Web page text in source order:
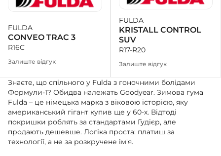
FULDA
CONVEO TRAC 3
R16C
Залиште відгук
FULDA
KRISTALL CONTROL
SUV
R17-R20
Залиште відгук
Знаєте, що спільного у Fulda з гоночними болідами
Формули-1? Обидва належать Goodyear. Зимова гума
Fulda – це німецька марка з віковою історією, яку
американський гігант купив ще у 60-х. Відтоді
покришки роблять за стандартами Гудієр, але
продають дешевше. Логіка проста: платиш за
технології, а не за розкручене ім'я.